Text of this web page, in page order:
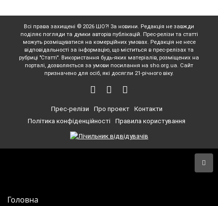
Всі права захищені © 2026 ШО?! За новини. Редакція не завжди
поділяє погляди та думки авторів публікацій. Прес-релізи та статті
можуть розміщуватися на комерційних умовах. Редакція не несе
відповідальності за інформацію, що міститься в прес-релізах та
рубриці "Статті". Використання будь-яких матеріалів, розміщених на
порталі, дозволяється за умови посилання на sho.org.ua. Сайт
призначено для осіб, які досягли 21-річного віку.
Прес-релізи Про проект
Контакти
Політика конфіденційності
Правила користування
Головна